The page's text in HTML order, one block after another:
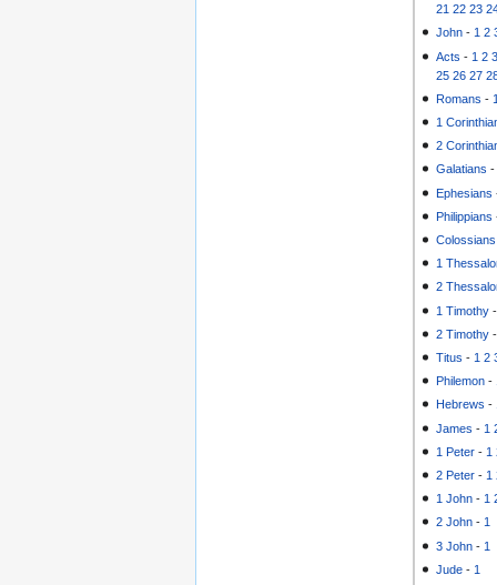
21 22 23
John -1 2
Acts - 1 2
25 26 27
Romans -
1
2
Galatians
Ephesians
Philippians
Colossians
1
2
1 Timothy
2 Timothy
Titus - 1 2
Philemon -
Hebrews -
James - 1
1 Peter - 1
2 Peter - 1
1 John - 1
2 John -1
3 John - 1
Jude - 1